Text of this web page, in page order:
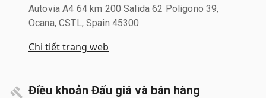
Autovia A4 64 km 200 Salida 62 Poligono 39,
Ocana, CSTL, Spain 45300
Chi tiết trang web
Điều khoản Đấu giá và bán hàng